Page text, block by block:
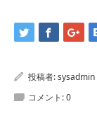
投稿者:sysadmin
コメント:0